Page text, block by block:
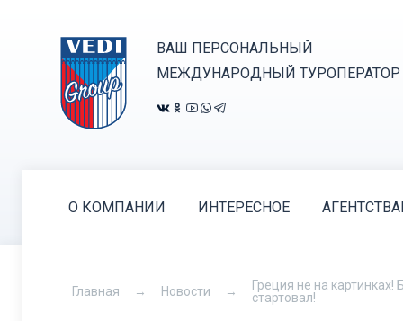
ВАШ ПЕРСОНАЛЬНЫЙ
МЕЖДУНАРОДНЫЙ ТУРОПЕРАТОР
О КОМПАНИИ ИНТЕРЕСНОЕ
Главная Новости
Греция не на
стартовал!